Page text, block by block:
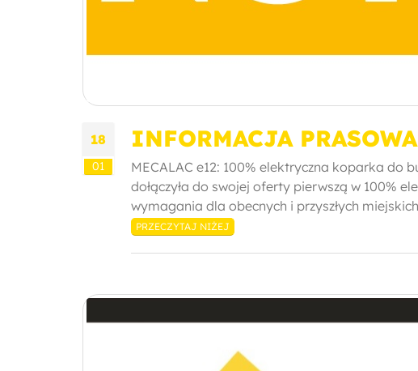
18
01
INFORMACJA
MECALAC e12: 100% elektryczna koparka do
dołączyła do swojej oferty pierwszą w 100%
wymagania dla obecnych i przyszłych
PRZECZYTAJ NIŻEJ